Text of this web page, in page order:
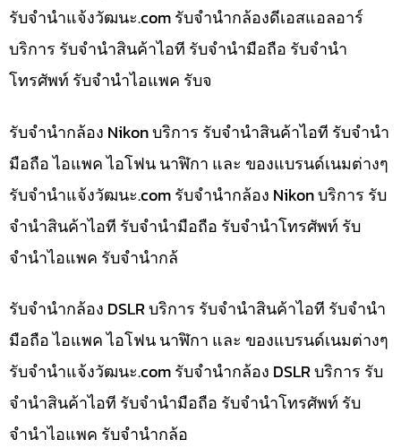
รับจํานําแจ้งวัฒนะ.com รับจำนำกล้องดีเอสแอลอาร์
บริการ รับจำนำสินค้าไอที รับจำนำมือถือ รับจำนำ
โทรศัพท์ รับจำนำไอแพค รับจ
รับจำนำกล้อง Nikon บริการ รับจำนำสินค้าไอที รับจำนำ
มือถือ ไอแพค ไอโฟน นาฬิกา และ ของแบรนด์เนมต่างๆ
รับจํานําแจ้งวัฒนะ.com รับจำนำกล้อง Nikon บริการ รับ
จำนำสินค้าไอที รับจำนำมือถือ รับจำนำโทรศัพท์ รับ
จำนำไอแพค รับจำนำกล้
รับจำนำกล้อง DSLR บริการ รับจำนำสินค้าไอที รับจำนำ
มือถือ ไอแพค ไอโฟน นาฬิกา และ ของแบรนด์เนมต่างๆ
รับจํานําแจ้งวัฒนะ.com รับจำนำกล้อง DSLR บริการ รับ
จำนำสินค้าไอที รับจำนำมือถือ รับจำนำโทรศัพท์ รับ
จำนำไอแพค รับจำนำกล้อ